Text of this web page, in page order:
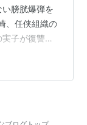
膀胱爆弾を
、任侠組織の
子が復讐に
に預けられ
イケル(アル・
相日監督と本